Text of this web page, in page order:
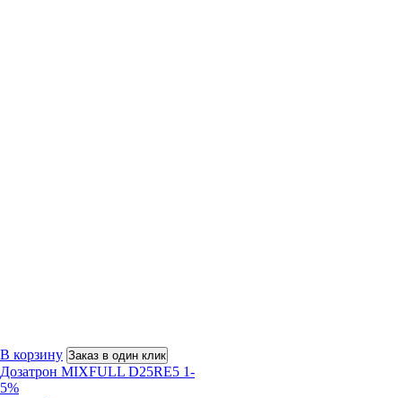
В корзину Заказ в один клик
Дозатрон MIXFULL D25RE5 1-
5%